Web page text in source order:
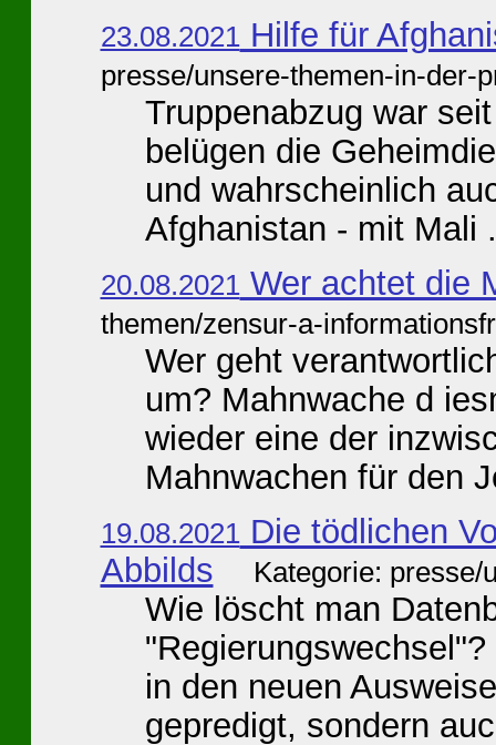
23.08.2021 Hilfe für
presse/unsere-themen-in-der-
Truppenabzug war
belügen die
und wahrscheinlich
Afghanistan - mit Mali
20.08.2021 Wer achtet die
themen/zensur-a-
Wer geht
um? Mahnwache d
wieder eine der
Mahnwachen für den
19.08.2021 Die tödlichen
Abbilds
Kategorie: presse/
Wie löscht man
in den neuen
gepredigt, sondern